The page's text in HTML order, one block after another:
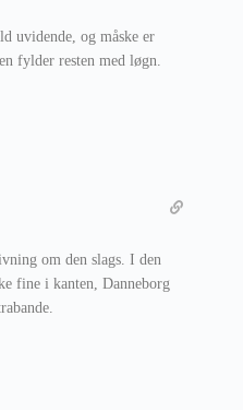
uvidende, og måske er
fylder resten med løgn.
om den slags. I den
fine i kanten, Danneborg